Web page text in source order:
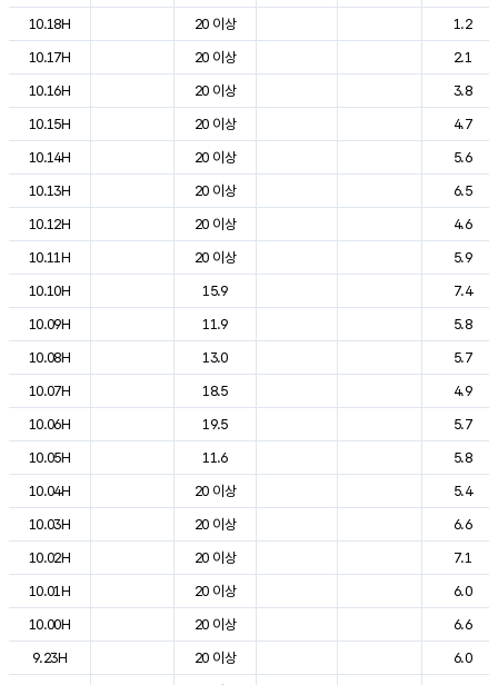
10.18H
20 이상
1.2
10.17H
20 이상
2.1
10.16H
20 이상
3.8
10.15H
20 이상
4.7
10.14H
20 이상
5.6
10.13H
20 이상
6.5
10.12H
20 이상
4.6
10.11H
20 이상
5.9
10.10H
15.9
7.4
10.09H
11.9
5.8
10.08H
13.0
5.7
10.07H
18.5
4.9
10.06H
19.5
5.7
10.05H
11.6
5.8
10.04H
20 이상
5.4
10.03H
20 이상
6.6
10.02H
20 이상
7.1
10.01H
20 이상
6.0
10.00H
20 이상
6.6
9.23H
20 이상
6.0